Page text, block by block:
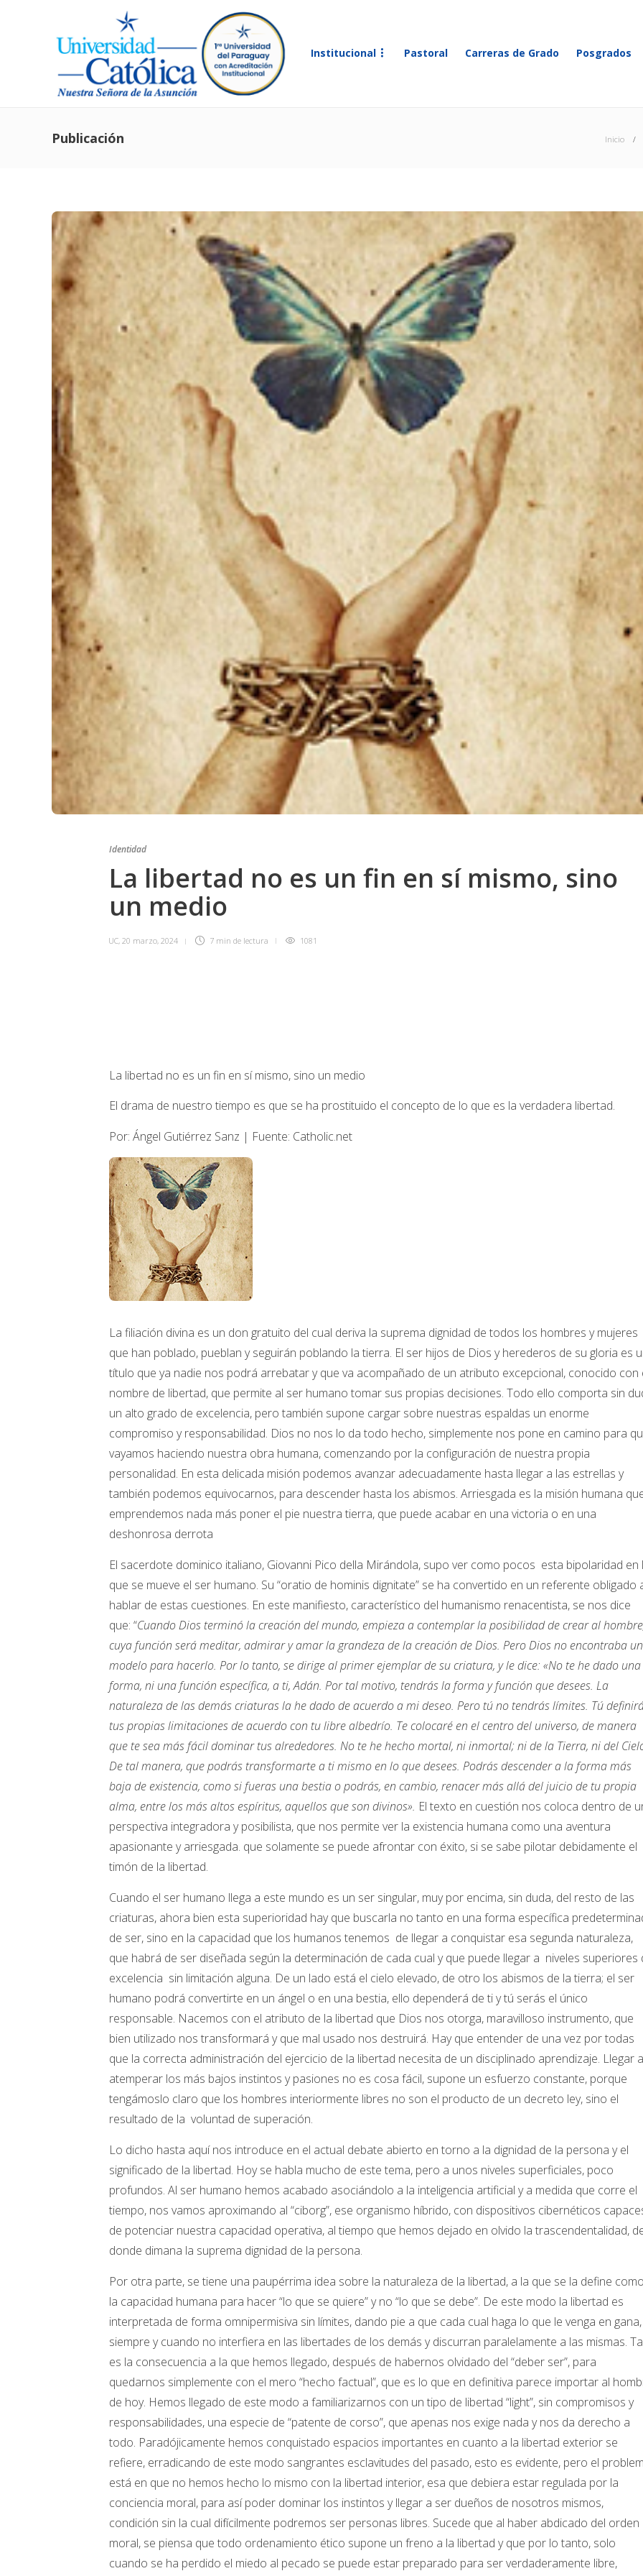
Institucional Pastoral Carreras de Grado Posgrados
Publicación Inicio
Identidad
La libertad no es un fin en sí mismo, sino
un medio
UC, 20 marzo, 2024 7 min de lectura 1081
La libertad no es un fin en sí mismo, sino un medio
El drama de nuestro tiempo es que se ha prostituido el concepto de lo que es la verdadera libertad.
Por: Ángel Gutiérrez Sanz | Fuente: Catholic.net
La filiación divina es un don gratuito del cual deriva la suprema dignidad de todos los hombres y mujeres
que han poblado, pueblan y seguirán poblando la tierra. El ser hijos de Dios y herederos de su gloria es
título que ya nadie nos podrá arrebatar y que va acompañado de un atributo excepcional, conocido con
nombre de libertad, que permite al ser humano tomar sus propias decisiones. Todo ello comporta sin
un alto grado de excelencia, pero también supone cargar sobre nuestras espaldas un enorme
compromiso y responsabilidad. Dios no nos lo da todo hecho, simplemente nos pone en camino para
vayamos haciendo nuestra obra humana, comenzando por la configuración de nuestra propia
personalidad. En esta delicada misión podemos avanzar adecuadamente hasta llegar a las estrellas y
también podemos equivocarnos, para descender hasta los abismos. Arriesgada es la misión humana
emprendemos nada más poner el pie nuestra tierra, que puede acabar en una victoria o en una
deshonrosa derrota
El sacerdote dominico italiano, Giovanni Pico della Mirándola, supo ver como pocos esta bipolaridad en
que se mueve el ser humano. Su “oratio de hominis dignitate” se ha convertido en un referente obligado
hablar de estas cuestiones. En este manifiesto, característico del humanismo renacentista, se nos dice
que: “Cuando Dios terminó la creación del mundo, empieza a contemplar la posibilidad de crear al
cuya función será meditar, admirar y amar la grandeza de la creación de Dios. Pero Dios no encontraba un
modelo para hacerlo. Por lo tanto, se dirige al primer ejemplar de su criatura, y le dice: «No te he dado una
forma, ni una función específica, a ti, Adán. Por tal motivo, tendrás la forma y función que desees. La
naturaleza de las demás criaturas la he dado de acuerdo a mi deseo. Pero tú no tendrás límites. Tú
tus propias limitaciones de acuerdo con tu libre albedrío. Te colocaré en el centro del universo, de manera
que te sea más fácil dominar tus alrededores. No te he hecho mortal, ni inmortal; ni de la Tierra, ni del
De tal manera, que podrás transformarte a ti mismo en lo que desees. Podrás descender a la forma más
baja de existencia, como si fueras una bestia o podrás, en cambio, renacer más allá del juicio de tu propia
alma, entre los más altos espíritus, aquellos que son divinos». El texto en cuestión nos coloca dentro de
perspectiva integradora y posibilista, que nos permite ver la existencia humana como una aventura
apasionante y arriesgada. que solamente se puede afrontar con éxito, si se sabe pilotar debidamente el
timón de la libertad.
Cuando el ser humano llega a este mundo es un ser singular, muy por encima, sin duda, del resto de las
criaturas, ahora bien esta superioridad hay que buscarla no tanto en una forma específica
de ser, sino en la capacidad que los humanos tenemos de llegar a conquistar esa segunda naturaleza,
que habrá de ser diseñada según la determinación de cada cual y que puede llegar a niveles superiores
excelencia sin limitación alguna. De un lado está el cielo elevado, de otro los abismos de la tierra; el ser
humano podrá convertirte en un ángel o en una bestia, ello dependerá de ti y tú serás el único
responsable. Nacemos con el atributo de la libertad que Dios nos otorga, maravilloso instrumento, que
bien utilizado nos transformará y que mal usado nos destruirá. Hay que entender de una vez por todas
que la correcta administración del ejercicio de la libertad necesita de un disciplinado aprendizaje. Llegar a
atemperar los más bajos instintos y pasiones no es cosa fácil, supone un esfuerzo constante, porque
tengámoslo claro que los hombres interiormente libres no son el producto de un decreto ley, sino el
resultado de la voluntad de superación.
Lo dicho hasta aquí nos introduce en el actual debate abierto en torno a la dignidad de la persona y el
significado de la libertad. Hoy se habla mucho de este tema, pero a unos niveles superficiales, poco
profundos. Al ser humano hemos acabado asociándolo a la inteligencia artificial y a medida que corre el
tiempo, nos vamos aproximando al “ciborg”, ese organismo híbrido, con dispositivos cibernéticos
de potenciar nuestra capacidad operativa, al tiempo que hemos dejado en olvido la trascendentalidad,
donde dimana la suprema dignidad de la persona.
Por otra parte, se tiene una paupérrima idea sobre la naturaleza de la libertad, a la que se la define como
la capacidad humana para hacer “lo que se quiere” y no “lo que se debe”. De este modo la libertad es
interpretada de forma omnipermisiva sin límites, dando pie a que cada cual haga lo que le venga en gana,
siempre y cuando no interfiera en las libertades de los demás y discurran paralelamente a las mismas.
es la consecuencia a la que hemos llegado, después de habernos olvidado del “deber ser”, para
quedarnos simplemente con el mero “hecho factual”, que es lo que en definitiva parece importar al
de hoy. Hemos llegado de este modo a familiarizarnos con un tipo de libertad “light”, sin compromisos y
responsabilidades, una especie de “patente de corso”, que apenas nos exige nada y nos da derecho a
todo. Paradójicamente hemos conquistado espacios importantes en cuanto a la libertad exterior se
refiere, erradicando de este modo sangrantes esclavitudes del pasado, esto es evidente, pero el
está en que no hemos hecho lo mismo con la libertad interior, esa que debiera estar regulada por la
conciencia moral, para así poder dominar los instintos y llegar a ser dueños de nosotros mismos,
condición sin la cual difícilmente podremos ser personas libres. Sucede que al haber abdicado del orden
moral, se piensa que todo ordenamiento ético supone un freno a la libertad y que por lo tanto, solo
cuando se ha perdido el miedo al pecado se puede estar preparado para ser verdaderamente libre,